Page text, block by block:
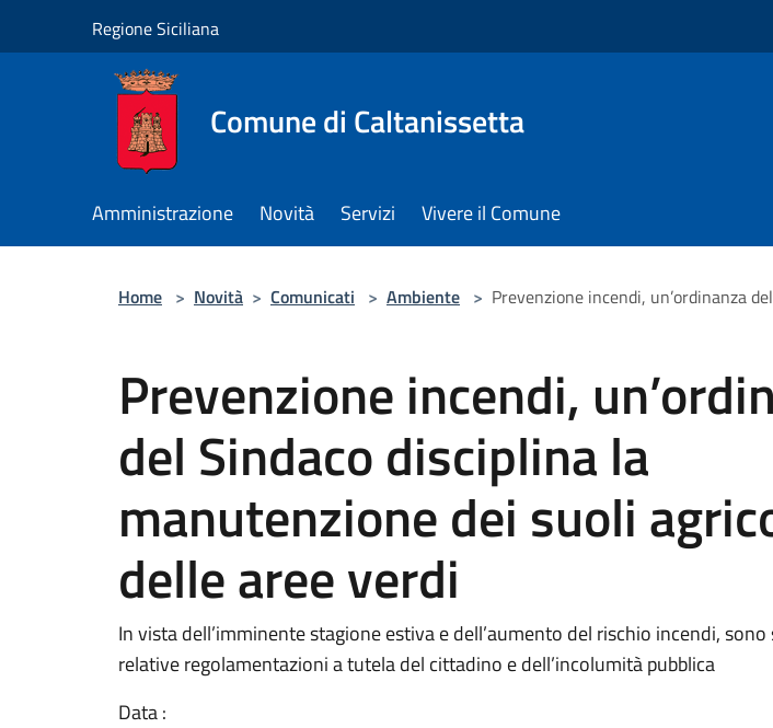
Regione Siciliana
Comune di Caltanissetta
Amministrazione Novità Servizi Vivere il Comune
Home > Novità > Comunicati > Ambiente > Prevenzione incendi, un’ordinanza
Prevenzione incendi,
del Sindaco disciplina la
manutenzione dei suoli
delle aree verdi
In vista dell’imminente stagione estiva e dell’aumento del rischio incendi,
relative regolamentazioni a tutela del cittadino e dell’incolumità pubblica
Data :